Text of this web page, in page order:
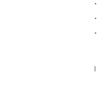
・
・
・